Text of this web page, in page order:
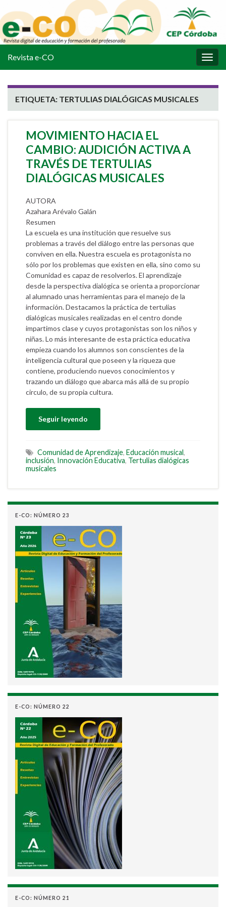
la
Revista e-CO
ETIQUETA: TERTULIAS DIALÓGICAS MUSICALES
MOVIMIENTO HACIA EL
CAMBIO: AUDICIÓN ACTIVA A
TRAVÉS DE TERTULIAS
DIALÓGICAS MUSICALES
AUTORA
Azahara Arévalo Galán
Resumen
La escuela es una institución que resuelve sus
problemas a través del diálogo entre las personas que
conviven en ella. Nuestra escuela es protagonista no
sólo por los problemas que existen en ella, sino como su
Comunidad es capaz de resolverlos. El aprendizaje
desde la perspectiva dialógica se orienta a proporcionar
al alumnado unas herramientas para el manejo de la
información. Destacamos la práctica de tertulias
dialógicas musicales realizadas en el centro donde
impartimos clase y cuyos protagonistas son los niños y
niñas. Lo más interesante de esta práctica educativa
empieza cuando los alumnos son conscientes de la
inteligencia cultural que poseen y la riqueza que
contiene, produciendo nuevos conocimientos y
trazando un diálogo que abarca más allá de su propio
circulo, de su propia cultura.
Seguir leyendo
Comunidad de Aprendizaje, Educación musical,
inclusión, Innovación Educativa, Tertulias dialógicas
musicales
E-CO: NÚMERO 23
E-CO: NÚMERO 22
E-CO: NÚMERO 21